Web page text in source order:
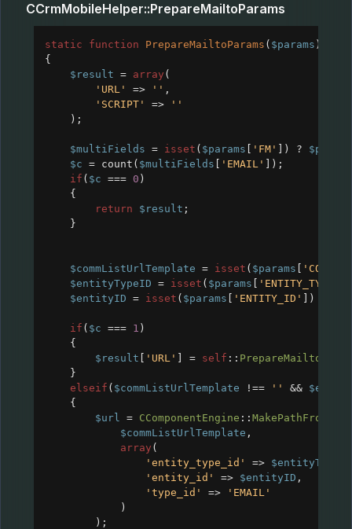
CCrmMobileHelper::PrepareMailtoParams
static function PrepareMailtoParams ( $params )
{
$result = array (
'URL'
=> '' ,
'SCRIPT'
=>
''
);
$multiFields = isset ( $params 'FM' ]) ?
$params
$c = count ( $multiFields 'EMAIL'
]);
if ( $c === 0 )
{
return
$result ;
}
$commListUrlTemplate = isset ( $params
$entityTypeID = isset ( $params
$entityID = isset ( $params 'ENTITY_ID' ])
if ( $c === 1 )
{
$result
'URL' = self :: PrepareMailtoUrl
}
elseif ( $commListUrlTemplate !== '' &&
{
$url = CComponentEngine ::
$commListUrlTemplate ,
array (
'entity_type_id'
=> $entityTypeID
'entity_id'
=> $entityID ,
'type_id'
=>
'EMAIL'
)
);